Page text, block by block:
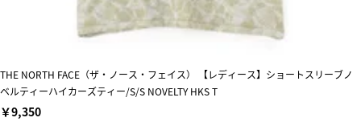
THE NORTH FACE（ザ・ノース・フェイス） 【レディース】ショートスリーブノ
ベルティーハイカーズティー/S/S NOVELTY HKS T
￥9,350